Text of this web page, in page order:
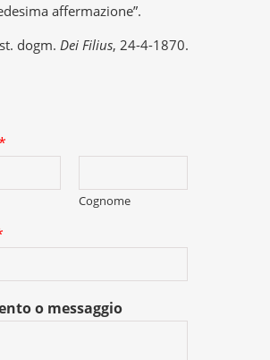
affermazione”.
dogm. Dei Filius, 24-4-1870.
Cognome
o messaggio